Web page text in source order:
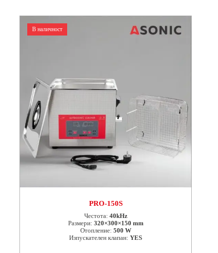
В наличност
PRO-150S
Честота: 40kHz
Размери: 320×300×150 mm
Отопление: 500 W
Изпускателен клапан: YES